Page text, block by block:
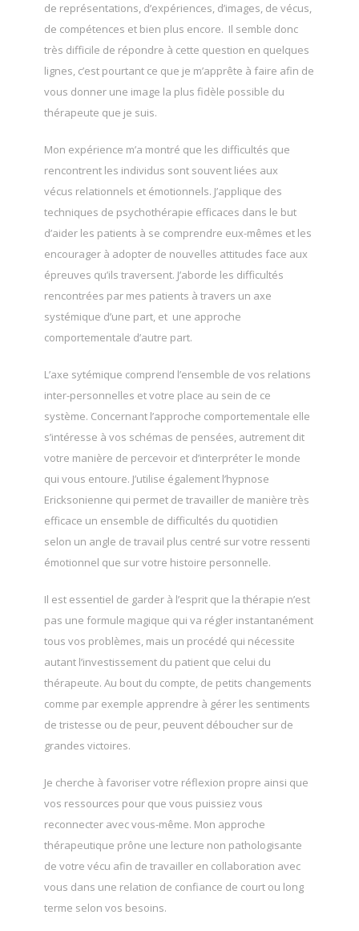
de représentations, d’expériences, d’images, de vécus,
de compétences et bien plus encore. Il semble donc
très difficile de répondre à cette question en quelques
lignes, c’est pourtant ce que je m’apprête à faire afin de
vous donner une image la plus fidèle possible du
thérapeute que je suis.
Mon expérience m’a montré que les difficultés que
rencontrent les individus sont souvent liées aux
vécus relationnels et émotionnels. J’applique des
techniques de psychothérapie efficaces dans le but
d’aider les patients à se comprendre eux-mêmes et les
encourager à adopter de nouvelles attitudes face aux
épreuves qu’ils traversent. J’aborde les difficultés
rencontrées par mes patients à travers un axe
systémique d’une part, et une approche
comportementale d’autre part.
L’axe sytémique comprend l’ensemble de vos relations
inter-personnelles et votre place au sein de ce
système. Concernant l’approche comportementale elle
s’intéresse à vos schémas de pensées, autrement dit
votre manière de percevoir et d’interpréter le monde
qui vous entoure. J’utilise également l’hypnose
Ericksonienne qui permet de travailler de manière très
efficace un ensemble de difficultés du quotidien
selon un angle de travail plus centré sur votre ressenti
émotionnel que sur votre histoire personnelle.
Il est essentiel de garder à l’esprit que la thérapie n’est
pas une formule magique qui va régler instantanément
tous vos problèmes, mais un procédé qui nécessite
autant l’investissement du patient que celui du
thérapeute. Au bout du compte, de petits changements
comme par exemple apprendre à gérer les sentiments
de tristesse ou de peur, peuvent déboucher sur de
grandes victoires.
Je cherche à favoriser votre réflexion propre ainsi que
vos ressources pour que vous puissiez vous
reconnecter avec vous-même. Mon approche
thérapeutique prône une lecture non pathologisante
de votre vécu afin de travailler en collaboration avec
vous dans une relation de confiance de court ou long
terme selon vos besoins.